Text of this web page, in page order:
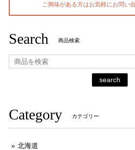
ご興味がある方はお気軽にお問い
Search 商品検索
search
Category カテゴリー
北海道